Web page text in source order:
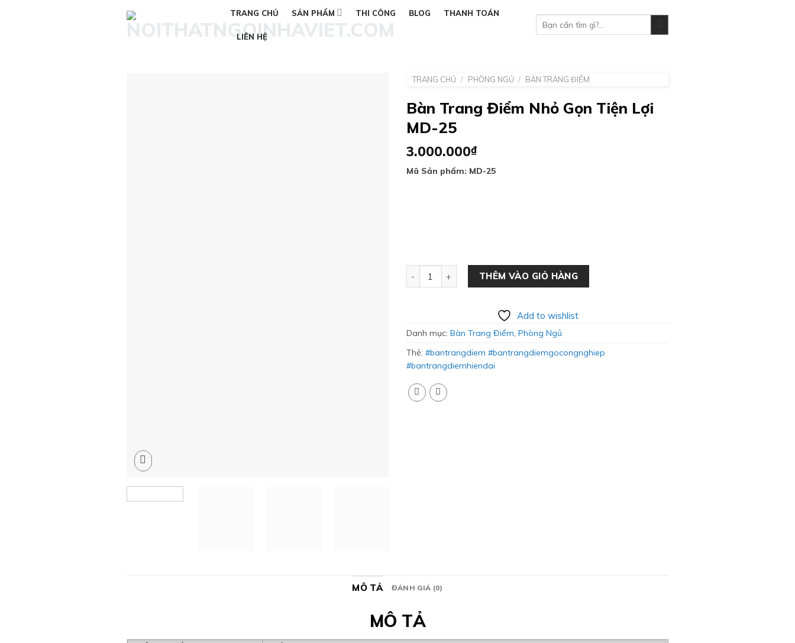
TRANG CHỦ SẢN PHẨM THI CÔNG BLOG THANH TOÁN
LIÊN HỆ
Tìm
kiếm:
TRANG CHỦ / PHÒNG NGỦ / BÀN TRANG ĐIỂM
Bàn Trang Điểm Nhỏ Gọn Tiện Lợi
MD-25
3.000.000₫
Mã Sản phẩm: MD-25
Bàn Trang Điểm Nhỏ Gọn Tiện Lợi MD-25 số lượng
THÊM VÀO GIỎ HÀNG
Add to wishlist
Danh mục: Bàn Trang Điểm, Phòng Ngủ
Thẻ: #bantrangdiem #bantrangdiemgocongnghiep
#bantrangdiemhiendai
MÔ TẢ ĐÁNH GIÁ (0)
MÔ TẢ